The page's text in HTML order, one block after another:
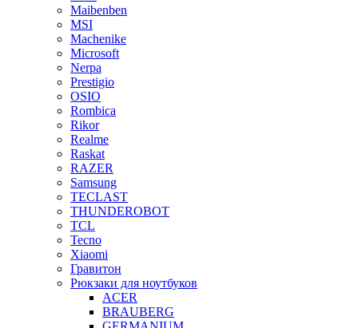
Maibenben
MSI
Machenike
Microsoft
Nerpa
Prestigio
OSIO
Rombica
Rikor
Realme
Raskat
RAZER
Samsung
TECLAST
THUNDEROBOT
TCL
Tecno
Xiaomi
Гравитон
Рюкзаки для ноутбуков
ACER
BRAUBERG